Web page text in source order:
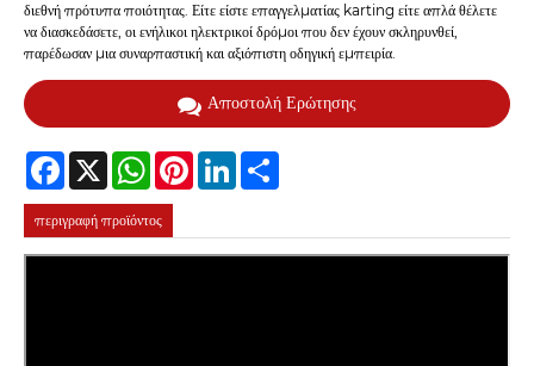
διεθνή πρότυπα ποιότητας. Είτε είστε επαγγελματίας karting είτε απλά θέλετε
να διασκεδάσετε, οι ενήλικοι ηλεκτρικοί δρόμοι που δεν έχουν σκληρυνθεί,
παρέδωσαν μια συναρπαστική και αξιόπιστη οδηγική εμπειρία.
Αποστολή Ερώτησης
Facebook
X WhatsAppPinterestLinkedIn
περιγραφή προϊόντος